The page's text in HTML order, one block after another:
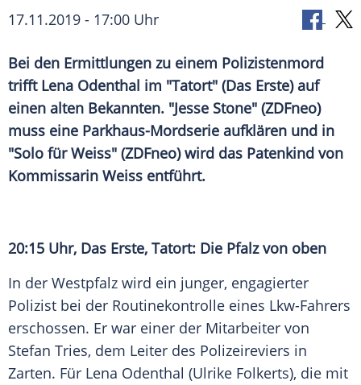
17.11.2019 - 17:00 Uhr
Bei den Ermittlungen zu einem Polizistenmord
trifft Lena Odenthal im "Tatort" (Das Erste) auf
einen alten Bekannten. "Jesse Stone" (ZDFneo)
muss eine Parkhaus-Mordserie aufklären und in
"Solo fürWeiss" (ZDFneo) wird das Patenkind von
Kommissarin Weiss entführt.
20:15 Uhr, Das Erste, Tatort: Die Pfalzvon oben
In der Westpfalz wird ein junger, engagierter
Polizist bei der Routinekontrolle eines Lkw-Fahrers
erschossen. Er war einer der Mitarbeiter von
Stefan Tries, dem Leiter des Polizeireviers in
Zarten. Für Lena Odenthal (Ulrike Folkerts), die mit